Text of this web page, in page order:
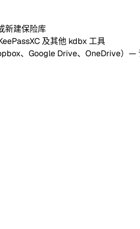
新建保险库
及其他 kdbx 工具
、Google Drive、OneDrive）—